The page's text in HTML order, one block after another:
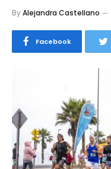
ByAlejandra Castellano
Facebook